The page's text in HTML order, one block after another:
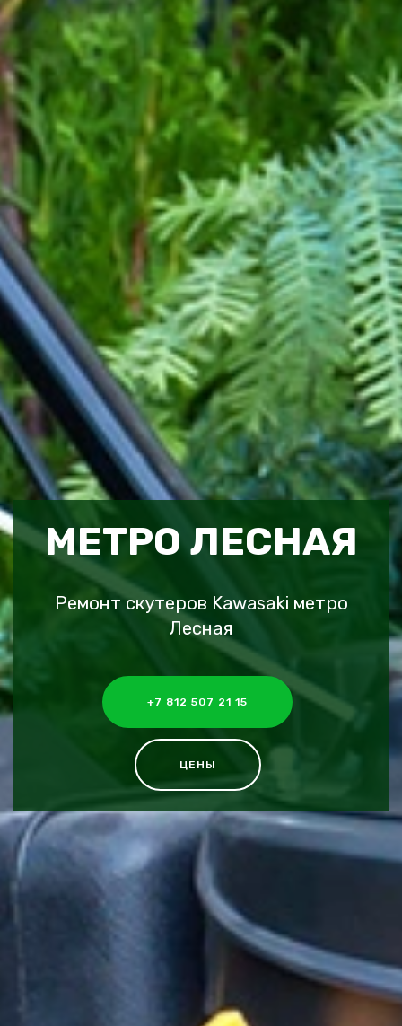
МЕТРО ЛЕСНАЯ
Ремонт скутеров Kawasaki метро
Лесная
+7 812 507 21 15
ЦЕНЫ